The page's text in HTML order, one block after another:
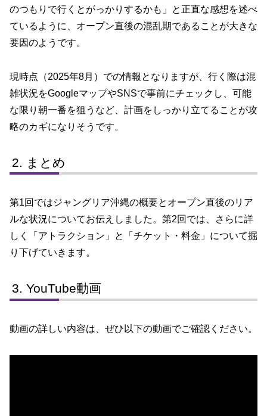
のつもりで行くとがっかりするかも」と正直な感想を述べ
ているように、オープン直後の混乱期であることが大きな
要因のようです。
現時点（2025年8月）での情報となりますが、行く際は混
雑状況をGoogleマップやSNSで事前にチェックし、可能
な限り朝一番を狙うなど、計画をしっかり立てることが攻
略のカギになりそうです。
まとめ
第1回ではジャングリア沖縄の概要とオープン直後のリア
ルな状況についてお伝えしました。第2回では、さらに詳
しく「アトラクション」と「チケット・料金」について掘
り下げていきます。
YouTube動画
動画の詳しい内容は、ぜひ以下の動画でご確認ください。